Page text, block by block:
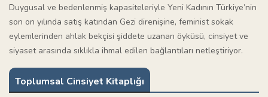
Duygusal ve bedenlenmiş kapasiteleriyle Yeni Kadının Türkiye’nin
son on yılında satış katından Gezi direnişine, feminist sokak
eylemlerinden ahlak bekçisi şiddete uzanan öyküsü, cinsiyet ve
siyaset arasında sıklıkla ihmal edilen bağlantıları netleştiriyor.
Toplumsal Cinsiyet Kitaplığı